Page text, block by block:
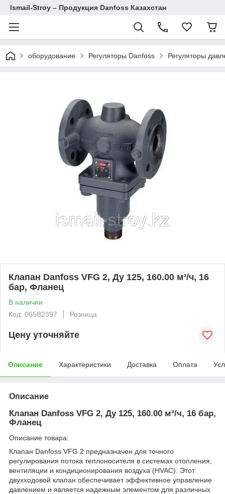
Ismail-Stroy – Продукция Danfoss Казахстан
оборудование Регуляторы Danfoss Регуляторы
Клапан Danfoss VFG 2, Ду 125, 160.00 м³/ч, 16
бар, Фланец
В наличии
Код: 065B2397
Розница
Цену уточняйте
Описание Характеристики Доставка Оплата
Описание
Клапан Danfoss VFG 2, Ду 125, 160.00 м³/ч, 16 бар,
Фланец
Описание товара:
Клапан Danfoss VFG 2 предназначен для точного
регулирования потока теплоносителя в системах отопления,
вентиляции и кондиционирования воздуха (HVAC). Этот
двухходовой клапан обеспечивает эффективное управление
давлением и является надежным элементом для различных